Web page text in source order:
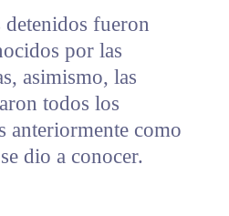
fueron
por las
asimismo, las
todos los
anteriormente como
dio a conocer.